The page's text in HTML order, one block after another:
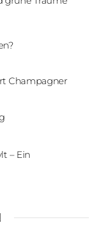
Champagner
– Ein